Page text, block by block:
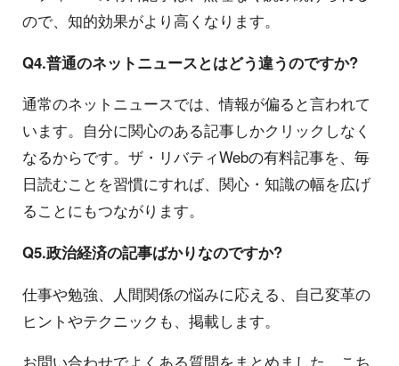
ので、知的効果がより高くなります。
Q4.普通のネットニュースとはどう違うのですか?
通常のネットニュースでは、情報が偏ると言われて
います。自分に関心のある記事しかクリックしなく
なるからです。ザ・リバティWebの有料記事を、毎
日読むことを習慣にすれば、関心・知識の幅を広げ
ることにもつながります。
Q5.政治経済の記事ばかりなのですか?
仕事や勉強、人間関係の悩みに応える、自己変革の
ヒントやテクニックも、掲載します。